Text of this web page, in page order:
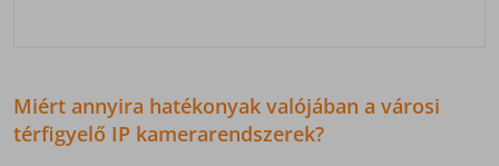
Miért annyira hatékonyak valójában a városi
térfigyelő IP kamerarendszerek?